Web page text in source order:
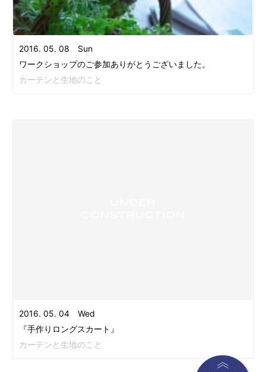
2016. 05. 08 Sun
ワークショップのご参加ありがとうございました。
カーテンと生地のこと
2016. 05. 04 Wed
『手作りロングスカート』
カーテンと生地のこと